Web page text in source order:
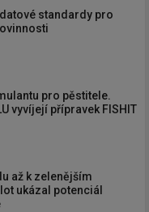
standardy pro
pro pěstitele.
vyvíjejí přípravek FISHIT
až k zelenějším
ukázal potenciál